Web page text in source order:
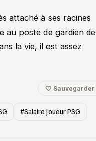
attaché à ses racines
au poste de gardien de
la vie, il est assez
🤍 Sauvegarder
#Salaire joueur PSG